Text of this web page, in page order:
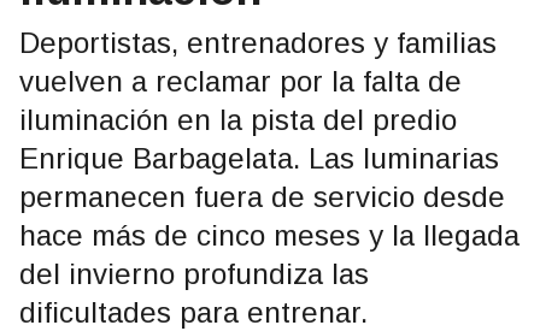
Deportistas, entrenadores y familias
vuelven a reclamar por la falta de
iluminación en la pista del predio
Enrique Barbagelata. Las luminarias
permanecen fuera de servicio desde
hace más de cinco meses y la llegada
del invierno profundiza las
dificultades para entrenar.